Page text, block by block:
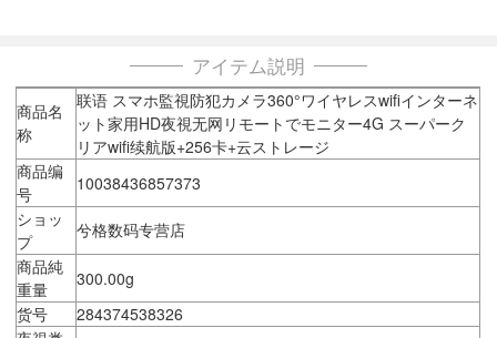
アイテム説明
商品名
称
联语 スマホ監視防犯カメラ360°ワイヤレスwifiインターネ
ット家用HD夜視无网リモートでモニター4G スーパーク
リアwifi续航版+256卡+云ストレージ
商品编
号
10038436857373
ショッ
プ
兮格数码专营店
商品純
重量
300.00g
货号
284374538326